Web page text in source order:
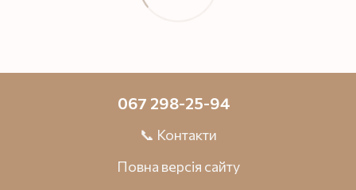
067 298-25-94
📞 Контакти
Повна версія сайту